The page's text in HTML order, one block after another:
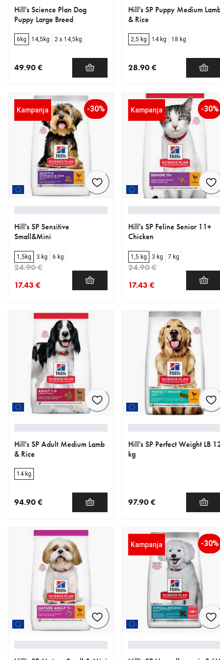
Hill's Science Plan Dog
Puppy Large Breed
6kg 14,5kg 2 x 14,5kg
49.90 €
Hill's SP Puppy Medium
& Rice
2,5 kg 14 kg 18 kg
28.90 €
Kampanja -30%
Hill's SP Sensitive
Small&Mini
1,5kg 3 kg 6 kg
17.43 €
24.90 €
Kampanja -30%
Hill's SP Feline Senior 11+
Chicken
1,5 kg 3 kg 7 kg
17.43 €
24.90 €
Hill's SP Adult Medium Lamb
& Rice
14 kg
94.90 €
Hill's SP Perfect Weight LB
kg
97.90 €
Kampanja -30%